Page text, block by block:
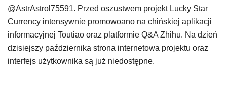
@AstrAstrol75591. Przed oszustwem projekt Lucky Star
Currency intensywnie promowoano na chińskiej aplikacji
informacyjnej Toutiao oraz platformie Q&A Zhihu. Na dzień
dzisiejszy października strona internetowa projektu oraz
interfejs użytkownika są już niedostępne.